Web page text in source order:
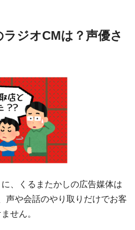
ジオCMは？声優さ
、くるまたかしの広告媒体は
声や会話のやり取りだけでお客
せん。